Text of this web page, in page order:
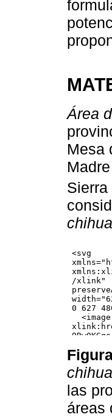
Área
Mesa
Sierra
las
áreas